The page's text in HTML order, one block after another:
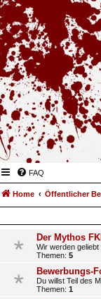
FAQ
Home Öffentlicher
Der Mythos
Wir werden geliebt
Themen: 5
Bewerbungs-
Du willst Teil des
Themen: 1